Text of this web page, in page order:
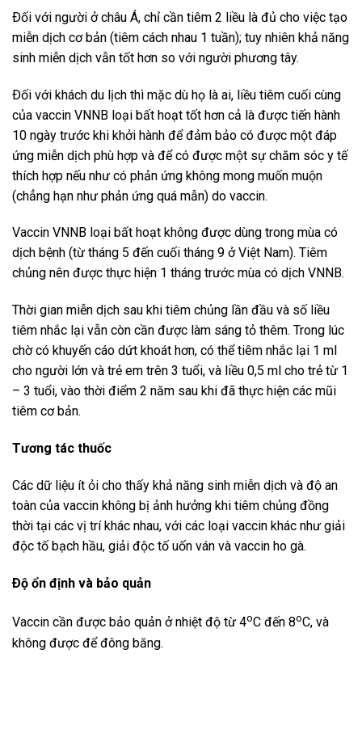
Ðối với người ở châu Á, chỉ cần tiêm 2 liều là đủ cho việc tạo
miễn dịch cơ bản (tiêm cách nhau 1 tuần); tuy nhiên khả năng
sinh miễn dịch vẫn tốt hơn so với người phương tây.
Ðối với khách du lịch thì mặc dù họ là ai, liều tiêm cuối cùng
của vaccin VNNB loại bất hoạt tốt hơn cả là được tiến hành
10 ngày trước khi khởi hành để đảm bảo có được một đáp
ứng miễn dịch phù hợp và để có được một sự chăm sóc y tế
thích hợp nếu như có phản ứng không mong muốn muộn
(chẳng hạn như phản ứng quá mẫn) do vaccin.
Vaccin VNNB loại bất hoạt không được dùng trong mùa có
dịch bệnh (từ tháng 5 đến cuối tháng 9 ở Việt Nam). Tiêm
chủng nên được thực hiện 1 tháng trước mùa có dịch VNNB.
Thời gian miễn dịch sau khi tiêm chủng lần đầu và số liều
tiêm nhắc lại vẫn còn cần được làm sáng tỏ thêm. Trong lúc
chờ có khuyến cáo dứt khoát hơn, có thể tiêm nhắc lại 1 ml
cho người lớn và trẻ em trên 3 tuổi, và liều 0,5 ml cho trẻ từ 1
– 3 tuổi, vào thời điểm 2 năm sau khi đã thực hiện các mũi
tiêm cơ bản.
Tương tác thuốc
Các dữ liệu ít ỏi cho thấy khả năng sinh miễn dịch và độ an
toàn của vaccin không bị ảnh hưởng khi tiêm chủng đồng
thời tại các vị trí khác nhau, với các loại vaccin khác như giải
độc tố bạch hầu, giải độc tố uốn ván và vaccin ho gà.
Ðộ ổn định và bảo quản
Vaccin cần được bảo quản ở nhiệt độ từ 4oC đến 8oC, và
không được để đông băng.